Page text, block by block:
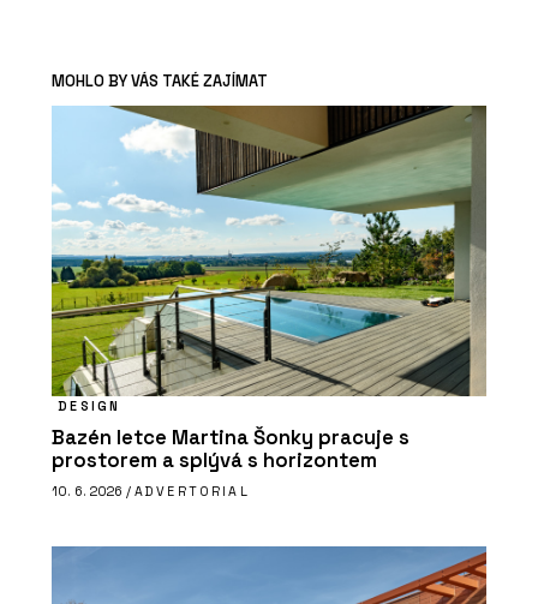
MOHLO BY VÁS TAKÉ ZAJÍMAT
DESIGN
Bazén letce Martina Šonky pracuje s
prostorem a splývá s horizontem
10. 6. 2026 / ADVERTORIAL